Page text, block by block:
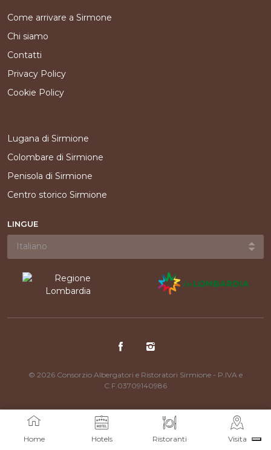
Come arrivare a Sirmone
Chi siamo
Contatti
Privacy Policy
Cookie Policy
Lugana di Sirmione
Colombare di Sirmione
Penisola di Sirmione
Centro storico Sirmione
LINGUE
© 2026 Consorzio Albergatori e Ristoratori Sirmione - P.IVA e
C.F.03709140986
Home Hotels Ristoranti Visita